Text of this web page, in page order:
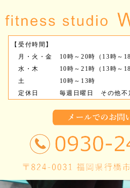
【受付時間】
月・火・金 10時～20時（13時～18
水・木 10時～21時（13時～18
土 10時～13時
定休日 毎週日曜日 その他不